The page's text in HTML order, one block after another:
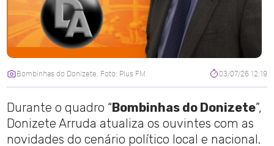
Bombinhas do Donizete. Foto: Plus FM 03/07/26 12:19
Durante o quadro “ Bombinhas do Donizete”,
Donizete Arruda atualiza os ouvintes com as
novidades do cenário político local e nacional.